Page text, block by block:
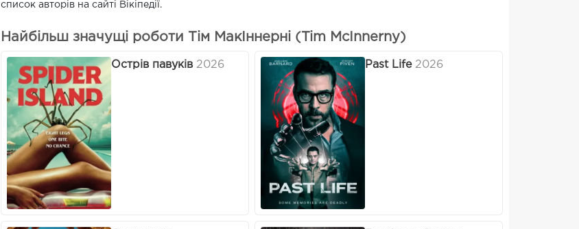
список авторів на сайті Вікіпедії.
Найбільш значущі роботи Тім МакІннерні (Tim McInnerny)
Острів павуків 2026 Past Life 2026